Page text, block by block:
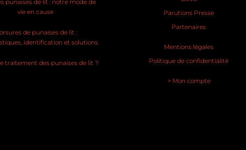
punaises de lit : notre mode de
vie en cause
de punaises de lit :
identification et solutions
traitement des punaises de lit ?
Parutions Presse
Partenaires
Mentions légales
Politique de confidentialité
> Mon compte